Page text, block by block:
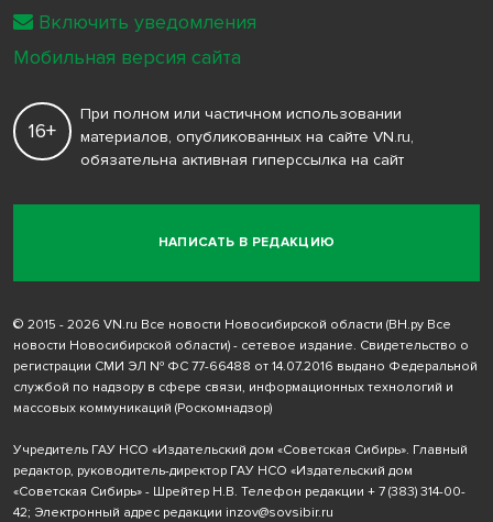
НАПИСАТЬ В РЕДАКЦИЮ
16+
При полном или частичном использовании
материалов, опубликованных на сайте VN.ru,
обязательна активная гиперссылка на сайт
© 2015 - 2026 VN.ru Все новости Новосибирской области (ВН.ру Все
новости Новосибирской области) - сетевое издание. Свидетельство о
регистрации СМИ ЭЛ № ФС 77-66488 от 14.07.2016 выдано Федеральной
службой по надзору в сфере связи, информационных технологий и
массовых коммуникаций (Роскомнадзор)
Учредитель ГАУ НСО «Издательский дом «Советская Сибирь». Главный
редактор, руководитель-директор ГАУ НСО «Издательский дом
«Советская Сибирь» - Шрейтер Н.В. Телефон редакции + 7 (383) 314-00-
42; Электронный адрес редакции inzov@sovsibir.ru
Включить уведомления
Мобильная версия сайта